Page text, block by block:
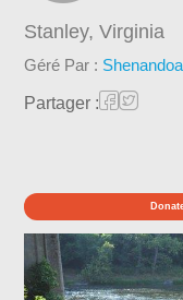
Stanley,Virginia
Géré Par :
Partager :